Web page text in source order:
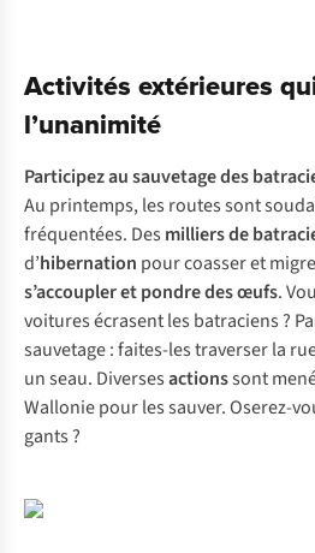
Activités extérieures
l’unanimité
Participez au sauvetage des
Au printemps, les routes sont
fréquentées. Des milliers de
d’hibernation pour coasser et
s’accoupler et pondre des œufs.
voitures écrasent les batraciens ?
sauvetage : faites-les traverser la
un seau. Diversesactionssont
Walloniepour les sauver. Oserez-
gants ?